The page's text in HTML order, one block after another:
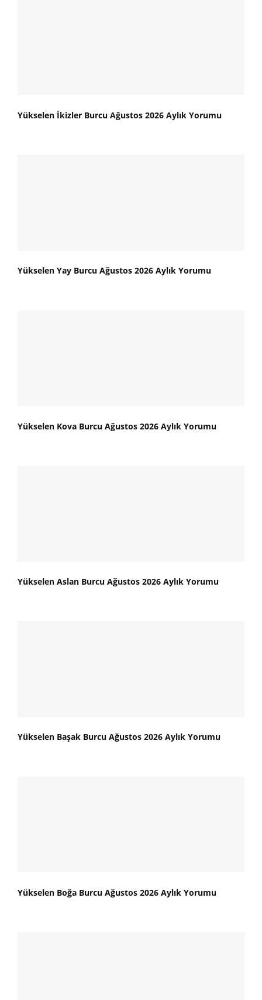
Yükselen İkizler Burcu Ağustos 2026 Aylık Yorumu
Yükselen Yay Burcu Ağustos 2026 Aylık Yorumu
Yükselen Kova Burcu Ağustos 2026 Aylık Yorumu
Yükselen Aslan Burcu Ağustos 2026 Aylık Yorumu
Yükselen Başak Burcu Ağustos 2026 Aylık Yorumu
Yükselen Boğa Burcu Ağustos 2026 Aylık Yorumu